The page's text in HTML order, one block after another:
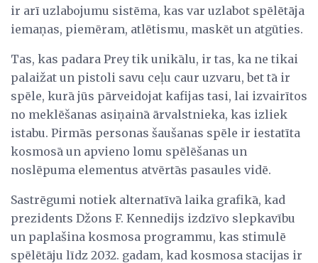
ir arī uzlabojumu sistēma, kas var uzlabot spēlētāja
iemaņas, piemēram, atlētismu, maskēt un atgūties.
Tas, kas padara Prey tik unikālu, ir tas, ka ne tikai
palaižat un pistoli savu ceļu caur uzvaru, bet tā ir
spēle, kurā jūs pārveidojat kafijas tasi, lai izvairītos
no meklēšanas asiņainā ārvalstnieka, kas izliek
istabu. Pirmās personas šaušanas spēle ir iestatīta
kosmosā un apvieno lomu spēlēšanas un
noslēpuma elementus atvērtās pasaules vidē.
Sastrēgumi notiek alternatīvā laika grafikā, kad
prezidents Džons F. Kennedijs izdzīvo slepkavību
un paplašina kosmosa programmu, kas stimulē
spēlētāju līdz 2032. gadam, kad kosmosa stacijas ir